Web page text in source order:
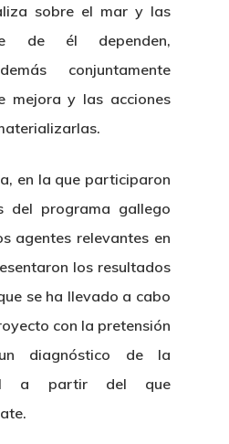
sobre el mar y las
de él dependen,
conjuntamente
mejora y las acciones
en la que participaron
del programa gallego
agentes relevantes en
los resultados
se ha llevado a cabo
con la pretensión
diagnóstico de la
a partir del que